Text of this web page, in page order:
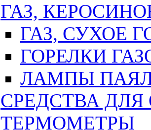
ГАЗ,
ГАЗ, СУХОЕ
ГОРЕЛКИ
ЛАМПЫ
СРЕДСТВА
ТЕРМОМЕТРЫ